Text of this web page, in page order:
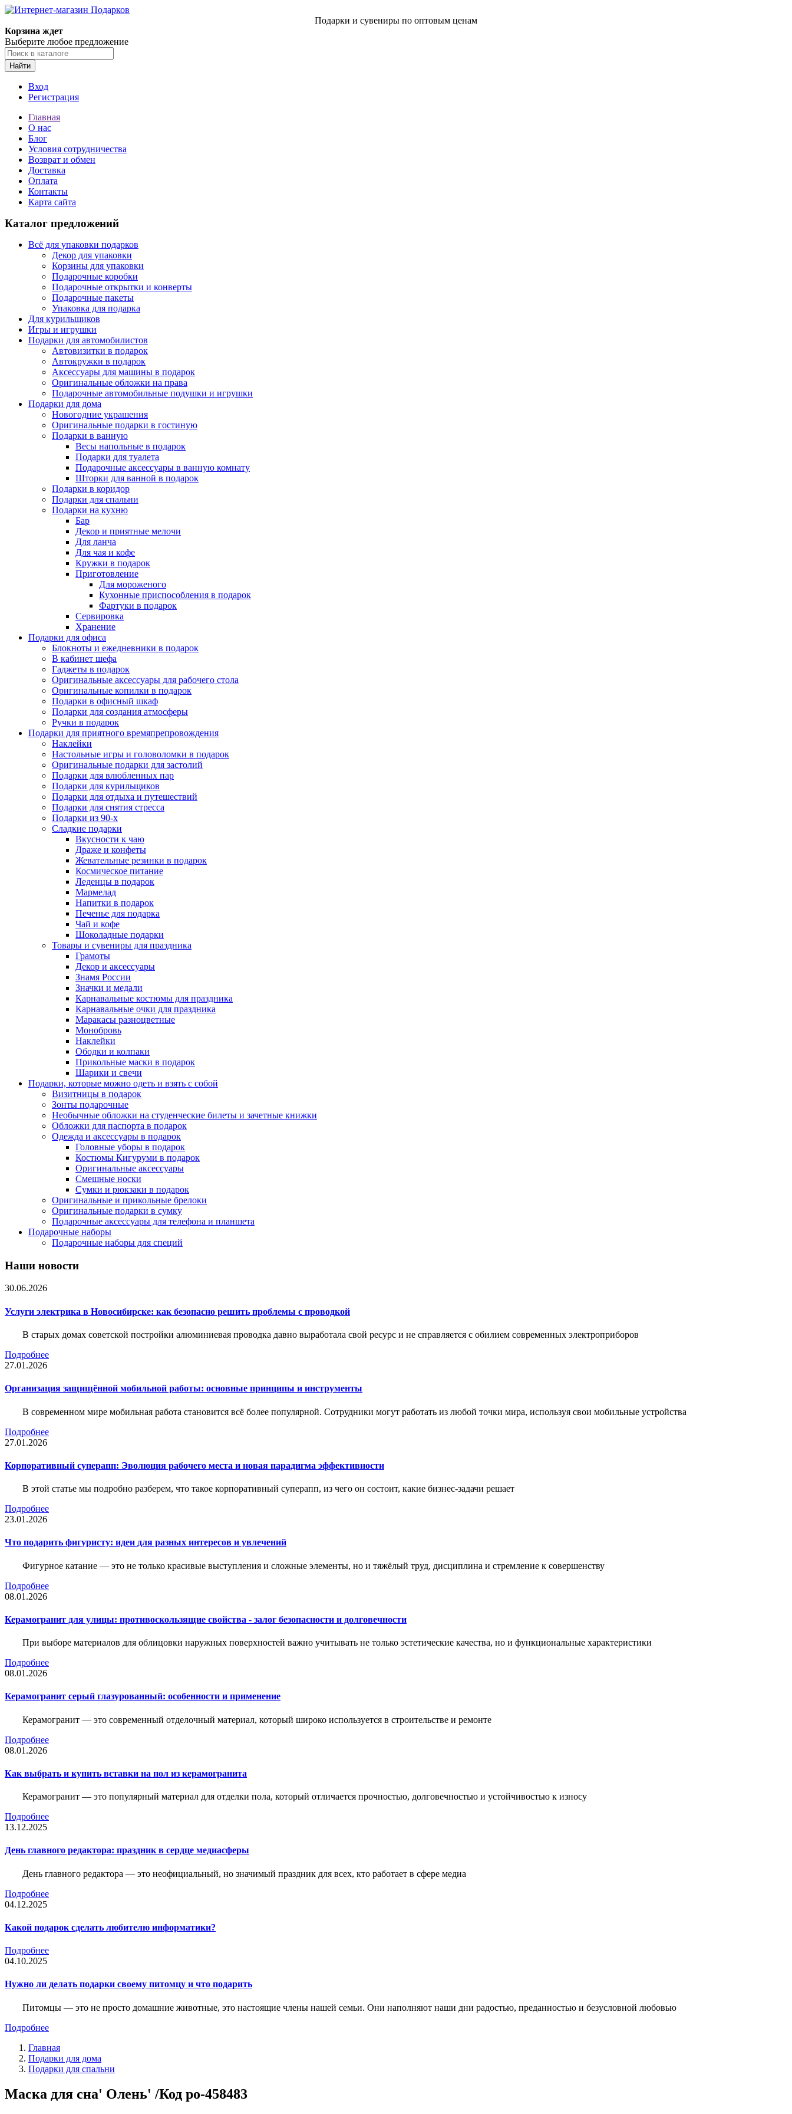
Подарки и сувениры по оптовым ценам
Корзина ждет
Выберите любое предложение
Найти
Вход
Регистрация
Главная
О нас
Блог
Условия сотрудничества
Возврат и обмен
Доставка
Оплата
Контакты
Карта сайта
Каталог предложений
Всё для упаковки подарков
Декор для упаковки
Корзины для упаковки
Подарочные коробки
Подарочные открытки и конверты
Подарочные пакеты
Упаковка для подарка
Для курильщиков
Игры и игрушки
Подарки для автомобилистов
Автовизитки в подарок
Автокружки в подарок
Аксессуары для машины в подарок
Оригинальные обложки на права
Подарочные автомобильные подушки и игрушки
Подарки для дома
Новогодние украшения
Оригинальные подарки в гостиную
Подарки в ванную
Весы напольные в подарок
Подарки для туалета
Подарочные аксессуары в ванную комнату
Шторки для ванной в подарок
Подарки в коридор
Подарки для спальни
Подарки на кухню
Бар
Декор и приятные мелочи
Для ланча
Для чая и кофе
Кружки в подарок
Приготовление
Для мороженого
Кухонные приспособления в подарок
Фартуки в подарок
Сервировка
Хранение
Подарки для офиса
Блокноты и ежедневники в подарок
В кабинет шефа
Гаджеты в подарок
Оригинальные аксессуары для рабочего стола
Оригинальные копилки в подарок
Подарки в офисный шкаф
Подарки для создания атмосферы
Ручки в подарок
Подарки для приятного времяпрепровождения
Наклейки
Настольные игры и головоломки в подарок
Оригинальные подарки для застолий
Подарки для влюбленных пар
Подарки для курильщиков
Подарки для отдыха и путешествий
Подарки для снятия стресса
Подарки из 90-х
Сладкие подарки
Вкусности к чаю
Драже и конфеты
Жевательные резинки в подарок
Космическое питание
Леденцы в подарок
Мармелад
Напитки в подарок
Печенье для подарка
Чай и кофе
Шоколадные подарки
Товары и сувениры для праздника
Грамоты
Декор и аксессуары
Знамя России
Значки и медали
Карнавальные костюмы для праздника
Карнавальные очки для праздника
Маракасы разноцветные
Монобровь
Наклейки
Ободки и колпаки
Прикольные маски в подарок
Шарики и свечи
Подарки, которые можно одеть и взять с собой
Визитницы в подарок
Зонты подарочные
Необычные обложки на студенческие билеты и зачетные книжки
Обложки для паспорта в подарок
Одежда и аксессуары в подарок
Головные уборы в подарок
Костюмы Кигуруми в подарок
Оригинальные аксессуары
Смешные носки
Сумки и рюкзаки в подарок
Оригинальные и прикольные брелоки
Оригинальные подарки в сумку
Подарочные аксессуары для телефона и планшета
Подарочные наборы
Подарочные наборы для специй
Наши новости
30.06.2026
Услуги электрика в Новосибирске: как безопасно решить проблемы с проводкой
В старых домах советской постройки алюминиевая проводка давно выработала свой ресурс и не справляется с обилием современных электроприборов
Подробнее
27.01.2026
Организация защищённой мобильной работы: основные принципы и инструменты
В современном мире мобильная работа становится всё более популярной. Сотрудники могут работать из любой точки мира, используя свои мобильные устройства
Подробнее
27.01.2026
Корпоративный суперапп: Эволюция рабочего места и новая парадигма эффективности
В этой статье мы подробно разберем, что такое корпоративный суперапп, из чего он состоит, какие бизнес-задачи решает
Подробнее
23.01.2026
Что подарить фигуристу: идеи для разных интересов и увлечений
Фигурное катание — это не только красивые выступления и сложные элементы, но и тяжёлый труд, дисциплина и стремление к совершенству
Подробнее
08.01.2026
Керамогранит для улицы: противоскользящие свойства - залог безопасности и долговечности
При выборе материалов для облицовки наружных поверхностей важно учитывать не только эстетические качества, но и функциональные характеристики
Подробнее
08.01.2026
Керамогранит серый глазурованный: особенности и применение
Керамогранит — это современный отделочный материал, который широко используется в строительстве и ремонте
Подробнее
08.01.2026
Как выбрать и купить вставки на пол из керамогранита
Керамогранит — это популярный материал для отделки пола, который отличается прочностью, долговечностью и устойчивостью к износу
Подробнее
13.12.2025
День главного редактора: праздник в сердце медиасферы
День главного редактора — это неофициальный, но значимый праздник для всех, кто работает в сфере медиа
Подробнее
04.12.2025
Какой подарок сделать любителю информатики?
Подробнее
04.10.2025
Нужно ли делать подарки своему питомцу и что подарить
Питомцы — это не просто домашние животные, это настоящие члены нашей семьи. Они наполняют наши дни радостью, преданностью и безусловной любовью
Подробнее
Главная
Подарки для дома
Подарки для спальни
Маска для сна' Олень' /Код po-458483